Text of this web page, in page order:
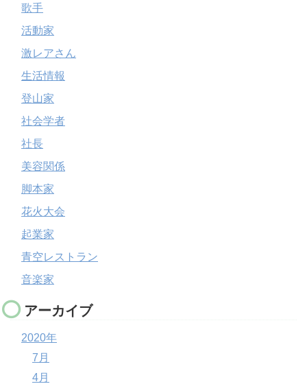
歌手
活動家
激レアさん
生活情報
登山家
社会学者
社長
美容関係
脚本家
花火大会
起業家
青空レストラン
音楽家
アーカイブ
2020年
7月
4月